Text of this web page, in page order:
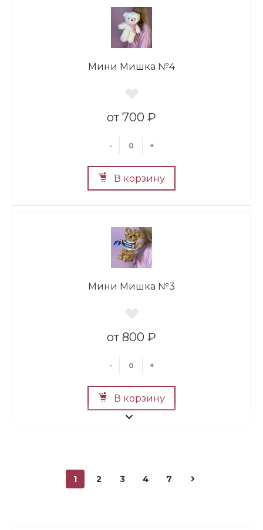
Мини Мишка №4
700 ₽
- +
В корзину
Мини Мишка №3
800 ₽
- +
В корзину
1 2 3 4 7